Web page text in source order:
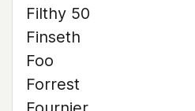
Filthy 50
Finseth
Foo
Forrest